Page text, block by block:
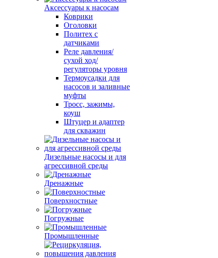
Аксессуары к насосам
Коврики
Оголовки
Политех с
датчиками
Реле давления/
сухой ход/
регуляторы уровня
Термоусадки для
насосов и заливные
муфты
Тросс, зажимы,
коуш
Штуцер и адаптер
для скважин
Дизельные насосы и для
агрессивной среды
Дренажные
Поверхностные
Погружные
Промышленные